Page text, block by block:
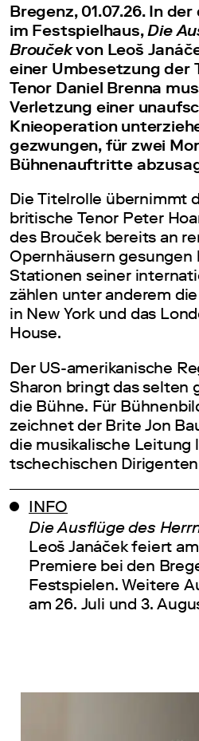
Bregenz, 01.07.26. In
im Festspielhaus,Die
Broučekvon Leoš
einer Umbesetzung der
Tenor Daniel Brenna
Verletzung einer
Knieoperation
gezwungen, für zwei
Bühnenauftritte
Die Titelrolle übernimmt
britische Tenor Peter
des Brouček bereits an
Opernhäusern gesungen
Stationen seiner
zählen unter anderem
in New York und das
House.
Der US-amerikanische
Sharon bringt das selten
die Bühne. Für
zeichnet der Brite Jon
die musikalische Leitung
tschechischen
INFO
Die Ausflüge des
Leoš Janáček feiert
Premiere bei den
Festspielen. Weitere
am 26. Juli und 3.